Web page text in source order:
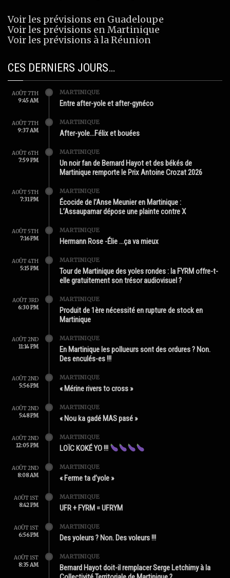
Voir les prévisions en Guadeloupe
Voir les prévisions en Martinique
Voir les prévisions à la Réunion
CES DERNIERS JOURS…
AOÛT 7TH
9:45 AM
MARTINIQUE
Entre after-yole et after-gynéco
AOÛT 7TH
9:37 AM
MARTINIQUE
After-yole…Félix et bouées
AOÛT 6TH
7:59 PM
MARTINIQUE
Un noir fan de Bernard Hayot et des békés de
Martinique remporte le Prix Antoine Crozat 2026
AOÛT 5TH
7:31 PM
MARTINIQUE
Écocide de l’Anse Meunier en Martinique :
L’Assaupamar dépose une plainte contre X
AOÛT 5TH
7:16 PM
MARTINIQUE
Hermann Rose -Élie …ça va mieux
AOÛT 4TH
5:15 PM
MARTINIQUE
Tour de Martinique des yoles rondes : la FYRM offre-t-
elle gratuitement son trésor audiovisuel ?
AOÛT 3RD
6:30 PM
MARTINIQUE
Produit de 1ère nécessité en rupture de stock en
Martinique
AOÛT 2ND
11:14 PM
MARTINIQUE
En Martinique les pollueurs sont des ordures ? Non.
Des enculés-es !!!
AOÛT 2ND
5:56 PM
MARTINIQUE
« Mérine rivers to cross »
AOÛT 2ND
5:48 PM
MARTINIQUE
« Nou ka gadé MAS pasé »
AOÛT 2ND
12:05 PM
MARTINIQUE
LOÏC KOKÉ YO !!!
AOÛT 2ND
8:08 AM
MARTINIQUE
« Ferme ta d’yole »
AOÛT 1ST
8:42 PM
MARTINIQUE
UFR + FYRM = UFRYM
AOÛT 1ST
6:56 PM
MARTINIQUE
Des yoleurs ? Non. Des voleurs !!!
AOÛT 1ST
8:35 AM
MARTINIQUE
Bernard Hayot doit-il remplacer Serge Letchimy à la